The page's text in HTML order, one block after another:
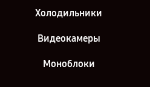
Холодильники
Видеокамеры
Моноблоки